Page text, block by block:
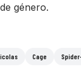
género.
Cage